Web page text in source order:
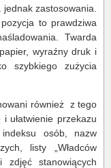
zastosowania.
to prawdziwa
Twarda
wyraźny druk i
szybkiego zużycia
również z tego
ułatwienie przekazu
osób, nazw
listy „Władców
zdjęć stanowiących